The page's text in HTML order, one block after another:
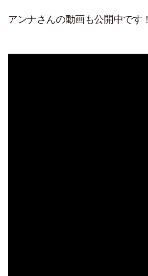
アンナさんの動画も公開中です！